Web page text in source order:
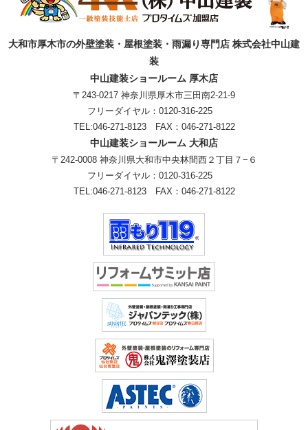
大和市厚木市の外壁塗装・屋根塗装・雨漏り専門店 株式会社中山建
装
中山建装ショールーム 厚木店
〒243-0217 神奈川県厚木市三田南2-21-9
フリーダイヤル： 0120-316-225
TEL:046-271-8123 FAX：046-271-8122
中山建装ショールーム 大和店
〒242-0008 神奈川県大和市中央林間西２丁目７−６
フリーダイヤル： 0120-316-225
TEL:046-271-8123 FAX：046-271-8122